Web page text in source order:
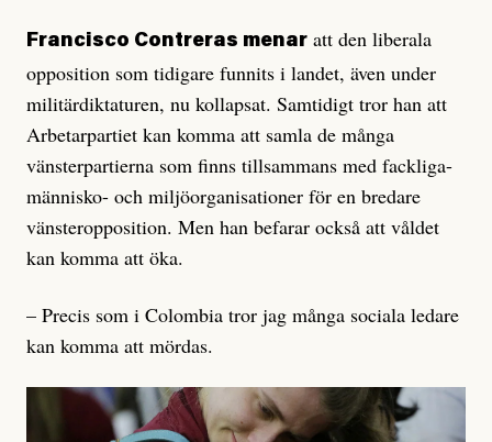
Francisco Contreras menar att den liberala
opposition som tidigare funnits i landet, även under
militärdiktaturen, nu kollapsat. Samtidigt tror han att
Arbetarpartiet kan komma att samla de många
vänsterpartierna som finns tillsammans med fackliga-
människo- och miljöorganisationer för en bredare
vänsteropposition. Men han befarar också att våldet
kan komma att öka.
– Precis som i Colombia tror jag många sociala ledare
kan komma att mördas.